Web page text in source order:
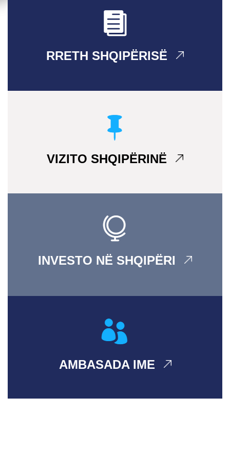
RRETH SHQIPËRISË
VIZITO SHQIPËRINË
INVESTO NË SHQIPËRI
AMBASADA IME